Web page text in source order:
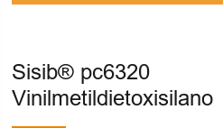
Sisib® pc6320
Vinilmetildietoxisilano